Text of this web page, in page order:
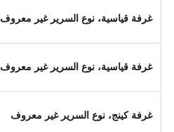
غرفة قياسية، نوع السرير غير معروف
غرفة قياسية، نوع السرير غير معروف
غرفة كينج، نوع السرير غير معروف